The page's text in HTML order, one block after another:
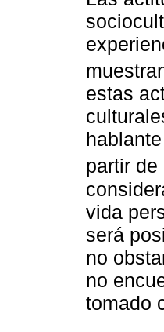
estas
partir de
vida
será
no
no
tomado